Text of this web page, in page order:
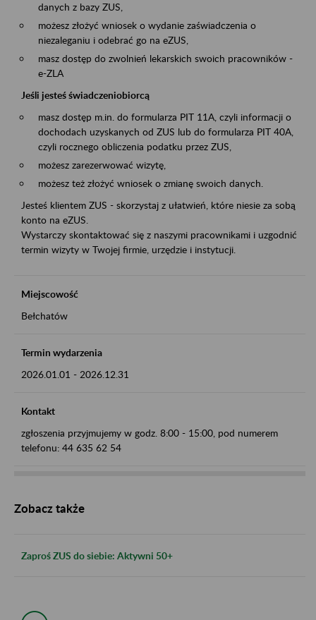
danych z bazy ZUS,
możesz złożyć wniosek o wydanie zaświadczenia o
niezaleganiu i odebrać go na eZUS,
masz dostęp do zwolnień lekarskich swoich pracowników -
e-ZLA
Jeśli jesteś świadczeniobiorcą
masz dostęp m.in. do formularza PIT 11A, czyli informacji o
dochodach uzyskanych od ZUS lub do formularza PIT 40A,
czyli rocznego obliczenia podatku przez ZUS,
możesz zarezerwować wizytę,
możesz też złożyć wniosek o zmianę swoich danych.
Jesteś klientem ZUS - skorzystaj z ułatwień, które niesie za sobą
konto na eZUS.
Wystarczy skontaktować się z naszymi pracownikami i uzgodnić
termin wizyty w Twojej firmie, urzędzie i instytucji.
Miejscowość
Bełchatów
Termin wydarzenia
2026.01.01 - 2026.12.31
Kontakt
zgłoszenia przyjmujemy w godz. 8:00 - 15:00, pod numerem
telefonu: 44 635 62 54
Zobacz także
Zaproś ZUS do siebie: Aktywni 50+